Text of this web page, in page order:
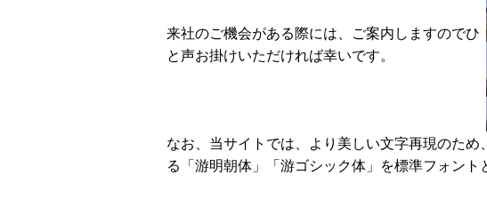
来社のご機会がある際には、ご案内しますのでひ
と声お掛けいただければ幸いです。
なお、当サイトでは、より美しい文字再現のため
る「游明朝体」「游ゴシック体」を標準フォント